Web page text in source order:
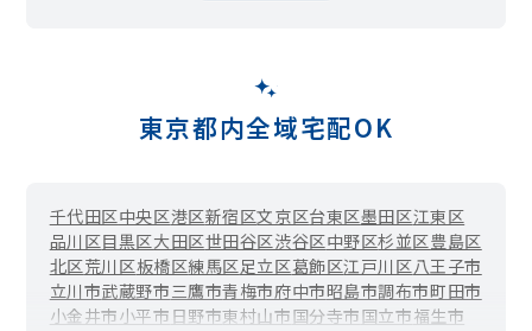
東京都内全域宅配OK
千代田区中央区港区新宿区文京区台東区墨田区江東区
品川区目黒区大田区世田谷区渋谷区中野区杉並区豊島区
北区荒川区板橋区練馬区足立区葛飾区江戸川区八王子市
立川市武蔵野市三鷹市青梅市府中市昭島市調布市町田市
小金井市小平市 日野市東村山市国分寺市国立市福生市